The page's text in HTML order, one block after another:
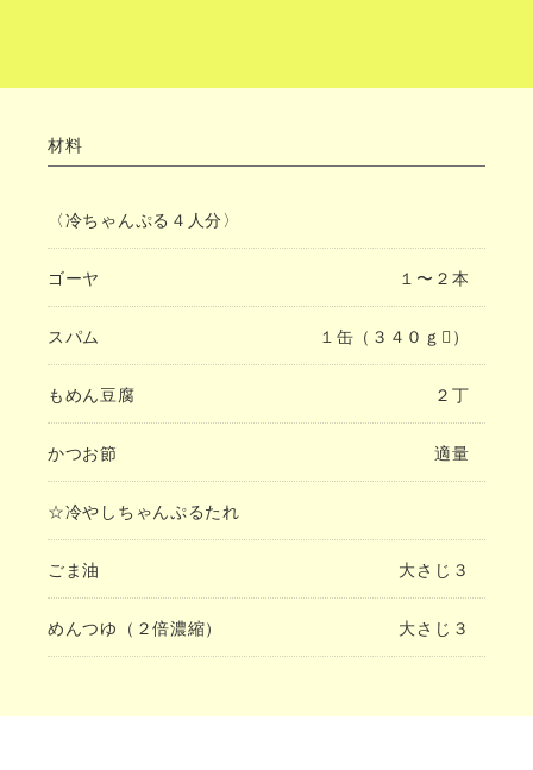
材料
〈冷ちゃんぷる４人分〉
ゴーヤ １〜２本
スパム １缶（３４０ｇ）
もめん豆腐 ２丁
かつお節 適量
☆冷やしちゃんぷるたれ
ごま油 大さじ３
めんつゆ（２倍濃縮） 大さじ３